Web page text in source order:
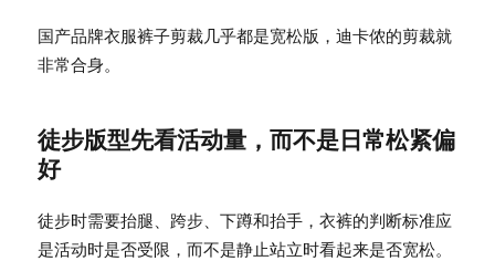
国产品牌衣服裤子剪裁几乎都是宽松版，迪卡侬的剪裁就
非常合身。
徒步版型先看活动量，而不是日常松紧偏
好
徒步时需要抬腿、跨步、下蹲和抬手，衣裤的判断标准应
是活动时是否受限，而不是静止站立时看起来是否宽松。